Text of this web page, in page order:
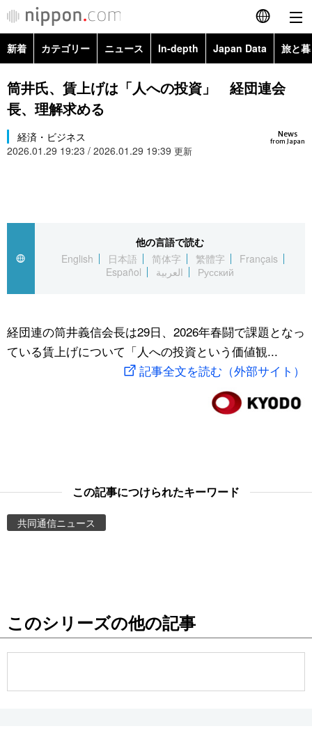
English
简体字
Русский
カテゴリー
国際
社会
文化
アーカイブ
Japan Data
旅と暮らし
動画/Live
Images
People
公式SNS
新着 カテゴリー ニュース In-depth Japan Data 旅と
政治・外交
経済・ビジネス
国際・海外
文化
科学・技術
暮らし
スポーツ・東京2020
Topics
筒井氏、賃上げは「人への投資」 経団連会
長、理解求める
News
from Japan
経済・ビジネス
2026.01.29 19:23 / 2026.01.29 19:39 更新
他の言語で読む
English
日本語 简体字 繁體字
Français
Español
العربية Русский
経団連の筒井義信会長は29日、2026年春闘で課題となっ
ている賃上げについて「人への投資という価値観...
記事全文を読む（外部サイト）
この記事につけられたキーワード
共同通信ニュース
このシリーズの他の記事